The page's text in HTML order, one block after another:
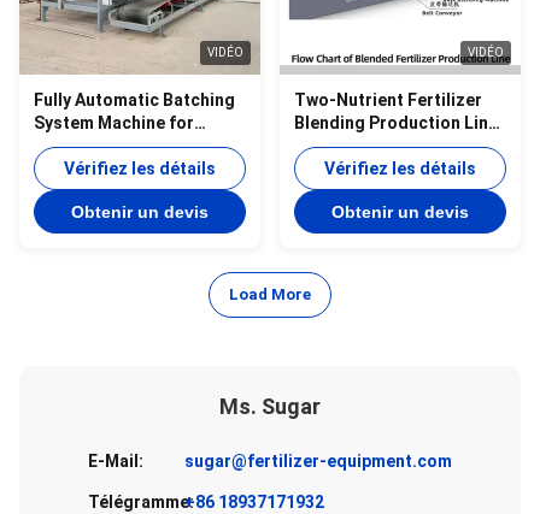
VIDÉO
Fully Automatic Batching
System Machine for
Fertilizer bulk Blending
Equipment
Vérifiez les détails
Obtenir un devis
VIDÉO
Two-Nutrient Fertilizer
Blending Production Line
of Potassium &
Ammonium Fertilizer
Granule Blending
Equipment
Vérifiez les détails
Obtenir un devis
Load More
Ms. Sugar
E-Mail: sugar@fertilizer-equipment.com
Télégramme:+86 18937171932